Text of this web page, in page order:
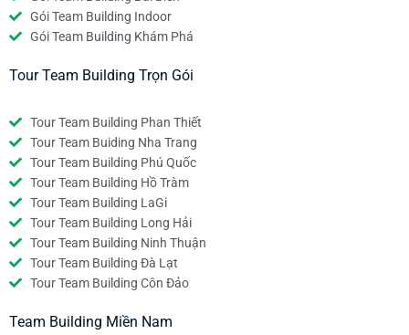
Gói Team Building Indoor
Gói Team Building Khám Phá
Tour Team Building Trọn Gói
Tour Team Building Phan Thiết
Tour Team Buiding Nha Trang
Tour Team Building Phú Quốc
Tour Team Building Hồ Tràm
Tour Team Building LaGi
Tour Team Building Long Hải
Tour Team Building Ninh Thuận
Tour Team Building Đà Lạt
Tour Team Building Côn Đảo
Team Building Miền Nam